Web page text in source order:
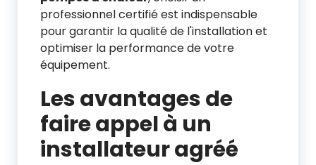
professionnel certifié est indispensable
pour garantir la qualité de l'installation et
optimiser la performance de votre
équipement.
Les avantages de
faire appel à un
installateur agréé